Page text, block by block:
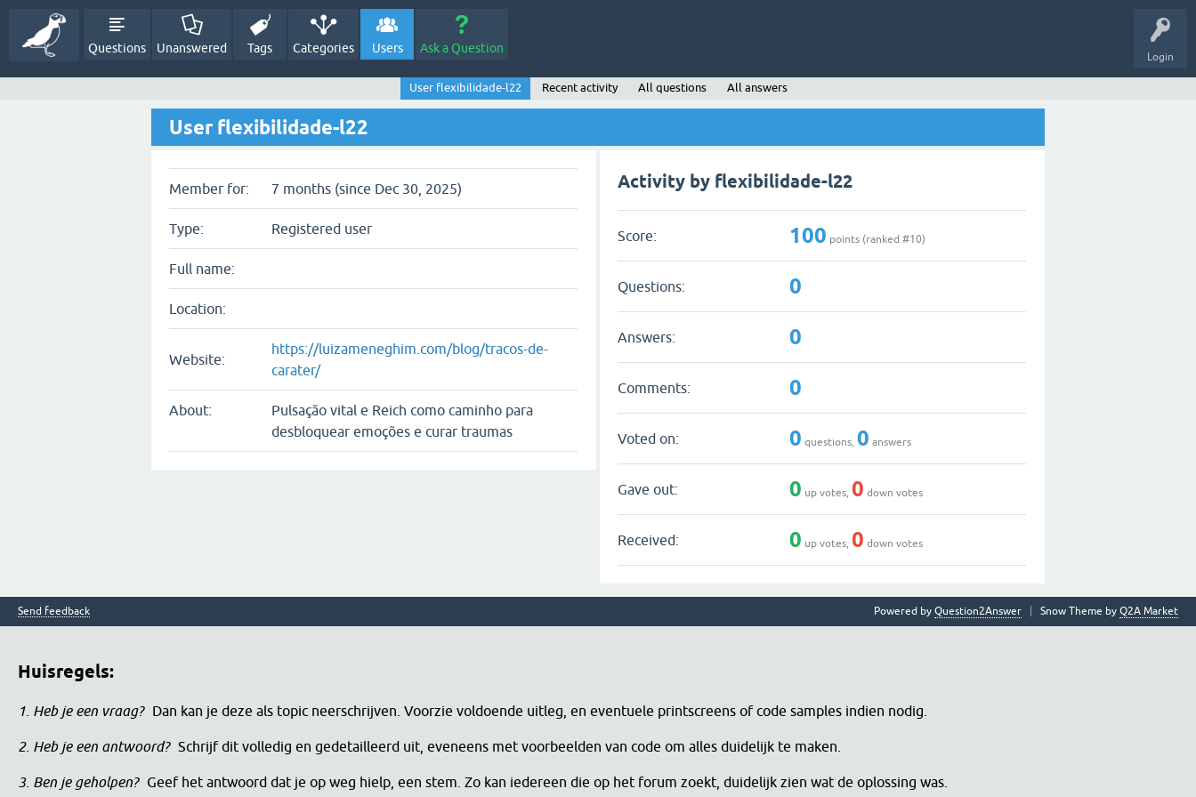
Login
Questions Unanswered Tags Categories Users Ask a Question
User flexibilidade-l22 Recent activity All questions All answers
User flexibilidade-l22
Member for: 7 months (since Dec 30, 2025)
Type: Registered user
Full name:
Location:
Website:
https://luizameneghim.com/blog/tracos-de-
carater/
About:
Pulsação vital e Reich como caminho para
desbloquear emoções e curar traumas
Activity by flexibilidade-l22
Score: 100 points (ranked #10)
Questions: 0
Answers: 0
Comments: 0
Voted on: 0 questions,0 answers
Gave out: 0 up votes,0 down votes
Received: 0 up votes,0 down votes
Send feedback Snow Theme by Q2A Market
Powered by Question2Answer
Huisregels:
1. Heb je een vraag? Dan kan je deze als topic neerschrijven. Voorzie voldoende uitleg, en eventuele printscreens of code samples indien nodig.
2. Heb je een antwoord? Schrijf dit volledig en gedetailleerd uit, eveneens met voorbeelden van code om alles duidelijk te maken.
3. Ben je geholpen? Geef het antwoord dat je op weg hielp, een stem. Zo kan iedereen die op het forum zoekt, duidelijk zien wat de oplossing was.